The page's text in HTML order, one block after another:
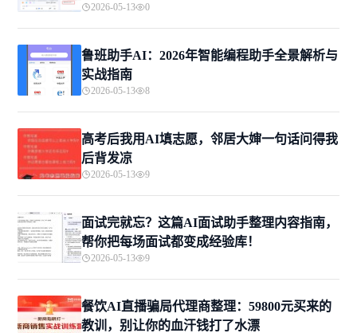
2026-05-13 0
鲁班助手AI：2026年智能编程助手全景解析与
实战指南
2026-05-13 8
高考后我用AI填志愿，邻居大婶一句话问得我
后背发凉
2026-05-13 9
面试完就忘？这篇AI面试助手整理内容指南，
帮你把每场面试都变成经验库！
2026-05-13 9
餐饮AI直播骗局代理商整理：59800元买来的
教训，别让你的血汗钱打了水漂